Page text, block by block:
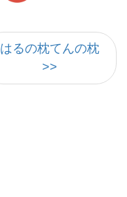
はるの枕てんの枕
>>